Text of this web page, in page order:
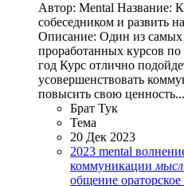
Автор: Mental Название:
собеседником и развить
Описание: Один из
проработанных курсов
год Курс отлично
усовершенствовать
повысить свою ценность...
Брат Тук
Тема
20 Дек 2023
2023 mental
коммуникации
общение